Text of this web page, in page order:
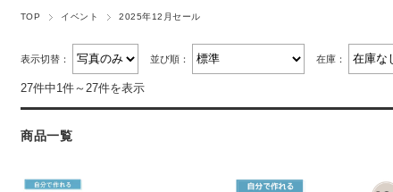
TOP イベント 2025年12月セール
表示切替： 並び順： 在庫：
27件中1件～27件を表示
商品一覧